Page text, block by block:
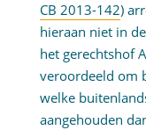
CB 2013-142)
hieraan niet in
het gerechtshof
veroordeeld om
welke
aangehouden